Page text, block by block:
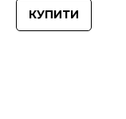
КУПИТИ